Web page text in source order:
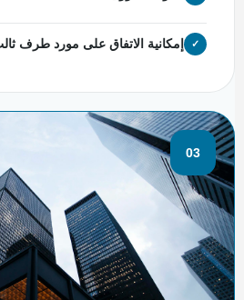
إمكانية الاتفاق على مورد طرف ثالث
03